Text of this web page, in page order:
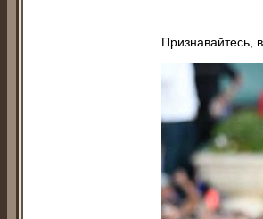
Признавайтесь,